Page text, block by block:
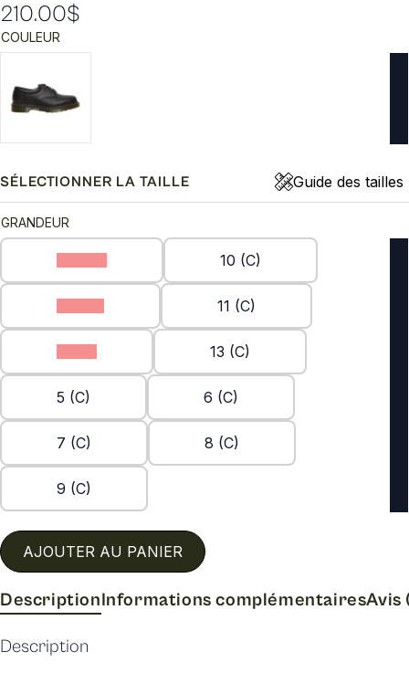
210.00$
COULEUR
SÉLECTIONNER LA TAILLE Guide des tailles
GRANDEUR
10 (C)
11 (C)
13 (C)
5 (C) 6 (C)
7 (C) 8 (C)
9 (C)
AJOUTER AU PANIER
DescriptionInformations complémentairesAvis
Description